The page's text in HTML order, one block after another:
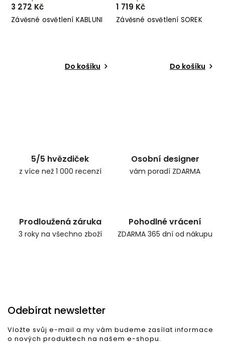
Závěsné osvětlení KABLUNI
3 272 Kč
Do košíku
Závěsné osvětlení SOREK
1 719 Kč
Do košíku
5/5 hvězdiček
z více než 1 000 recenzí
Osobní designer
vám poradí ZDARMA
Prodloužená záruka
3 roky na všechno zboží
Pohodlné vrácení
ZDARMA 365 dní od nákupu
Odebírat newsletter
Vložte svůj e-mail a my vám budeme zasílat informace
o nových produktech na našem e-shopu.